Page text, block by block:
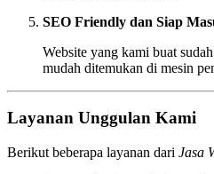
SEO Friendly dan Siap
Website yang kami buat
mudah ditemukan di mesin
Layanan Unggulan Kami
Berikut beberapa layanan dari Jasa